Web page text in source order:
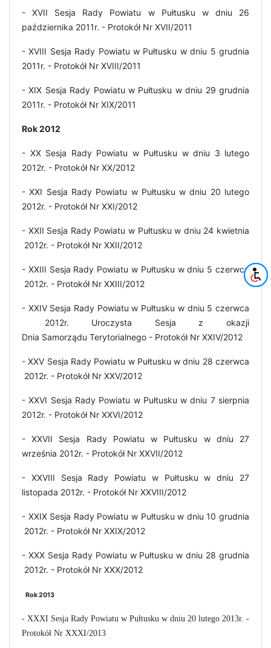
- XVII Sesja Rady Powiatu w Pułtusku w dniu 26
października 2011r. - Protokół Nr XVII/2011
- XVIII Sesja Rady Powiatu w Pułtusku w dniu 5 grudnia
2011r. - Protokół Nr XVIII/2011
- XIX Sesja Rady Powiatu w Pułtusku w dniu 29 grudnia
2011r. - Protokół Nr XIX/2011
Rok 2012
- XX Sesja Rady Powiatu w Pułtusku w dniu 3 lutego
2012r. - Protokół Nr XX/2012
- XXI Sesja Rady Powiatu w Pułtusku w dniu 20 lutego
2012r. - Protokół Nr XXI/2012
- XXII Sesja Rady Powiatu w Pułtusku w dniu 24 kwietnia
2012r. - Protokół Nr XXII/2012
- XXIII Sesja Rady Powiatu w Pułtusku w dniu 5 czerwca
2012r. - Protokół Nr XXIII/2012
- XXIV Sesja Rady Powiatu w Pułtusku w dniu 5 czerwca
2012r. Uroczysta Sesja z okazji
Dnia Samorządu Terytorialnego - Protokół Nr XXIV/2012
- XXV Sesja Rady Powiatu w Pułtusku w dniu 28 czerwca
2012r. - Protokół Nr XXV/2012
- XXVI Sesja Rady Powiatu w Pułtusku w dniu 7 sierpnia
2012r. - Protokół Nr XXVI/2012
- XXVII Sesja Rady Powiatu w Pułtusku w dniu 27
września 2012r. - Protokół Nr XXVII/2012
- XXVIII Sesja Rady Powiatu w Pułtusku w dniu 27
listopada 2012r. - Protokół Nr XXVIII/2012
- XXIX Sesja Rady Powiatu w Pułtusku w dniu 10 grudnia
2012r. - Protokół Nr XXIX/2012
- XXX Sesja Rady Powiatu w Pułtusku w dniu 28 grudnia
2012r. - Protokół Nr XXX/2012
Rok 2013
- XXXI Sesja Rady Powiatu w Pułtusku w dniu 20 lutego 2013r. -
Protokół Nr XXXI/2013